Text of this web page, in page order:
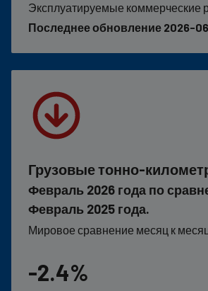
Эксплуатируемые коммерческие
Последнее обновление 2026-
Грузовые тонно-
Февраль 2026 года по
Февраль 2025 года.
Мировое сравнение месяц к
-2.4%